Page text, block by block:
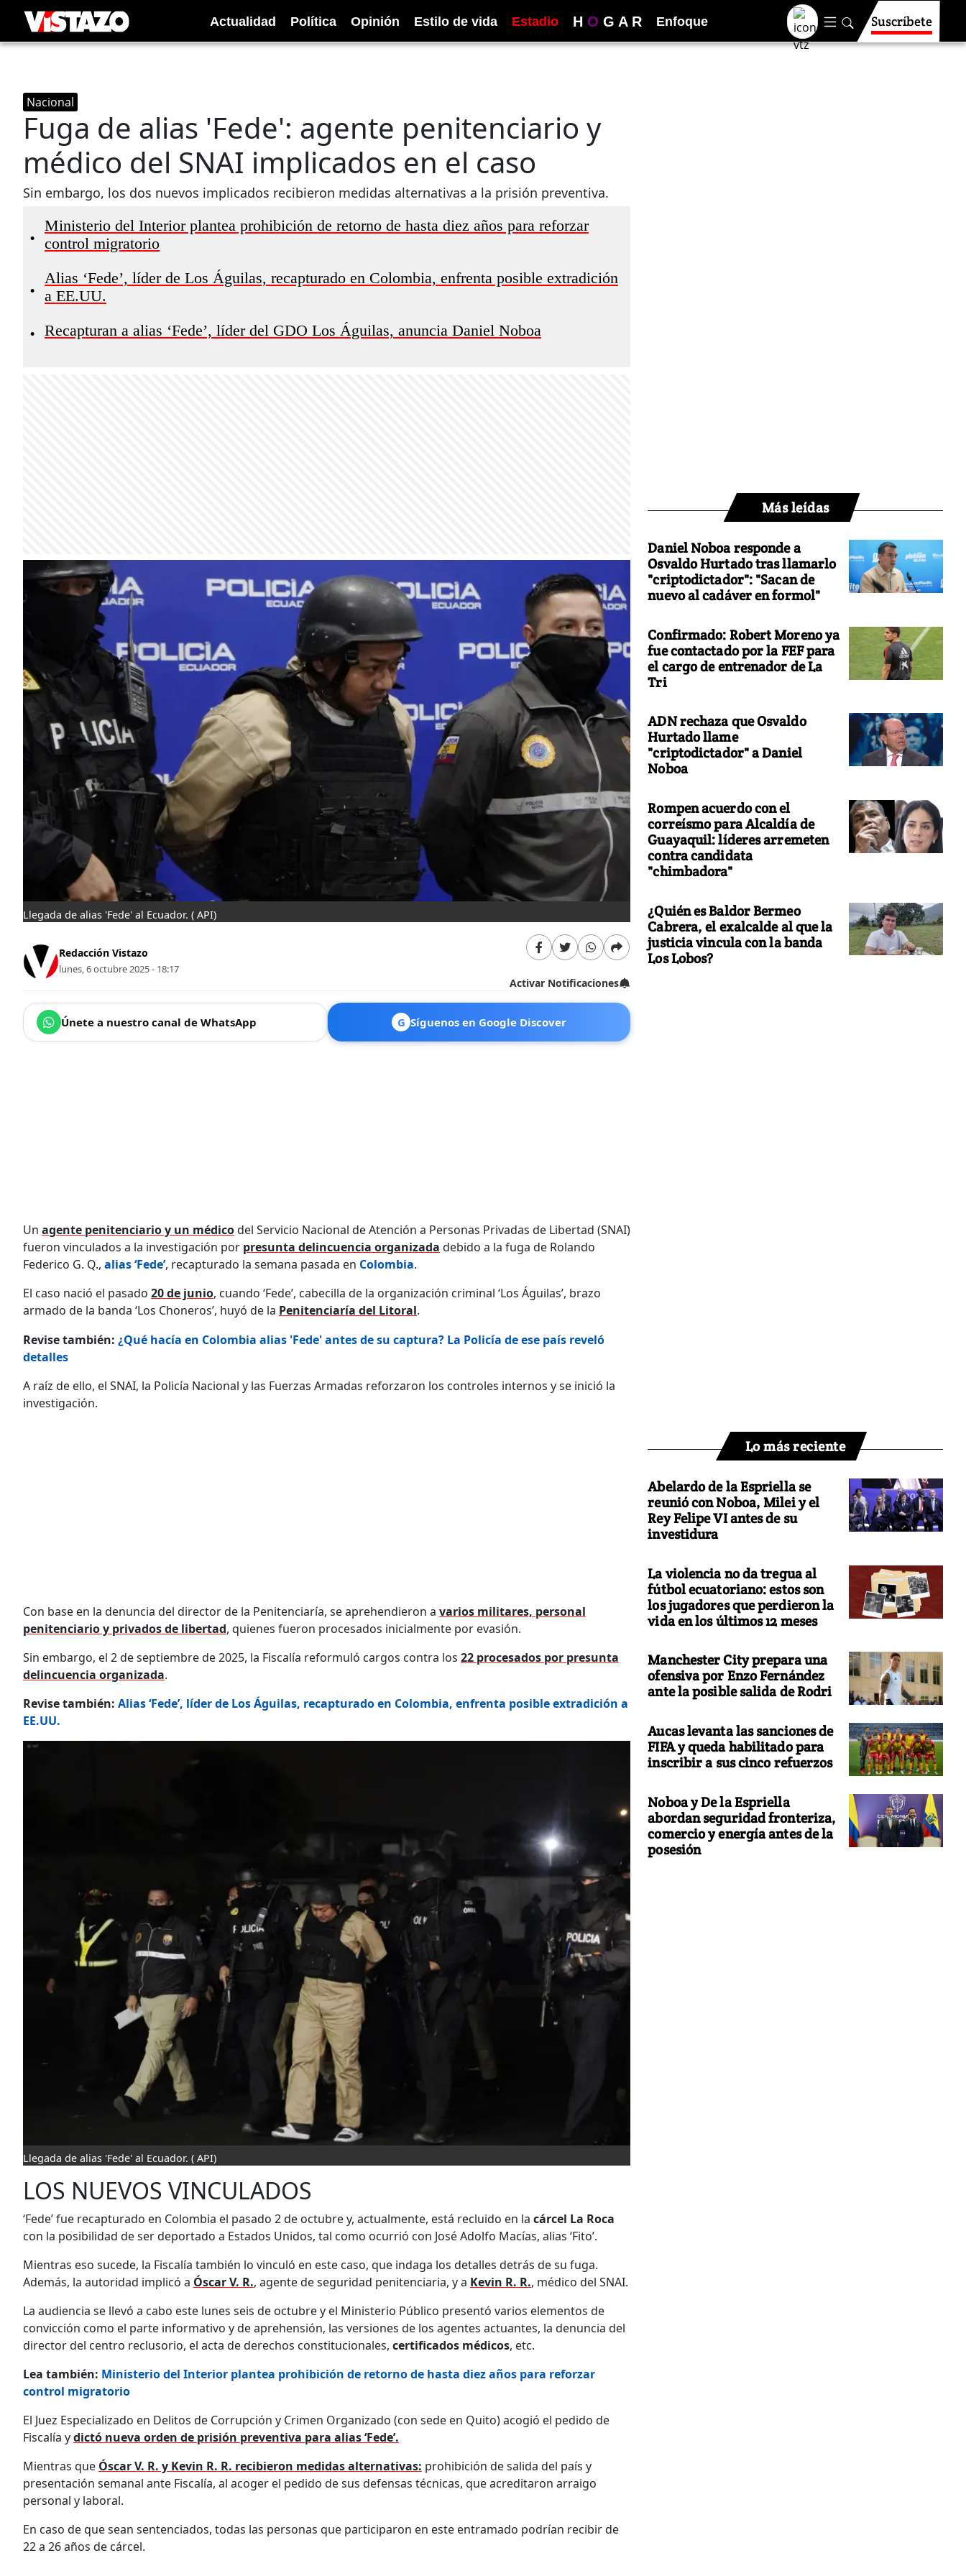
Actualidad Política Opinión Estilo de vida Estadio H O G A R Enfoque Suscríbete
Nacional
Fuga de alias 'Fede': agente penitenciario y
médico del SNAI implicados en el caso
Sin embargo, los dos nuevos implicados recibieron medidas alternativas a la prisión preventiva.
•
Ministerio del Interior plantea prohibición de retorno de hasta diez años para reforzar
control migratorio
•
Alias ‘Fede’, líder de Los Águilas, recapturado en Colombia, enfrenta posible extradición
a EE.UU.
• Recapturan a alias ‘Fede’, líder del GDO Los Águilas, anuncia Daniel Noboa
Llegada de alias 'Fede' al Ecuador. ( API)
Redacción Vistazo
lunes, 6 octubre 2025 - 18:17
Activar Notificaciones
Únete a nuestro canal de WhatsApp G Síguenos en Google Discover
Un agente penitenciario y un médicodel Servicio Nacional de Atención a Personas Privadas de Libertad (SNAI)
fueron vinculados a la investigación por presunta delincuencia organizada debido a la fuga de Rolando
Federico G. Q., alias ‘Fede’, recapturado la semana pasada en Colombia.
El caso nació el pasado 20 de junio, cuando ‘Fede’, cabecilla de la organización criminal ‘Los Águilas’, brazo
armado de la banda ‘Los Choneros’, huyó de la Penitenciaría del Litoral.
Revise también: ¿Qué hacía en Colombia alias 'Fede' antes de su captura? La Policía de ese país reveló
detalles
A raíz de ello, el SNAI, la Policía Nacional y las Fuerzas Armadas reforzaron los controles internos y se inició la
investigación.
Con base en la denuncia del director de la Penitenciaría, se aprehendieron a varios militares, personal
penitenciario y privados de libertad, quienes fueron procesados inicialmente por evasión.
Sin embargo, el 2 de septiembre de 2025, la Fiscalía reformuló cargos contra los 22 procesados por presunta
delincuencia organizada.
Revise también: Alias ‘Fede’, líder de Los Águilas, recapturado en Colombia, enfrenta posible extradición a
EE.UU.
Llegada de alias 'Fede' al Ecuador. ( API)
LOS NUEVOS VINCULADOS
‘Fede’ fue recapturado en Colombia el pasado 2 de octubre y, actualmente, está recluido en la cárcel La Roca
con la posibilidad de ser deportado a Estados Unidos, tal como ocurrió con José Adolfo Macías, alias ‘Fito’.
Mientras eso sucede, la Fiscalía también lo vinculó en este caso, que indaga los detalles detrás de su fuga.
Además, la autoridad implicó a Óscar V. R., agente de seguridad penitenciaria, y a Kevin R. R., médico del SNAI.
La audiencia se llevó a cabo este lunes seis de octubre y el Ministerio Público presentó varios elementos de
convicción como el parte informativo y de aprehensión, las versiones de los agentes actuantes, la denuncia del
director del centro reclusorio, el acta de derechos constitucionales, certificados médicos, etc.
Lea también: Ministerio del Interior plantea prohibición de retorno de hasta diez años para reforzar
control migratorio
El Juez Especializado en Delitos de Corrupción y Crimen Organizado (con sede en Quito) acogió el pedido de
Fiscalía ydictó nueva orden de prisión preventiva para alias ‘Fede’.
Mientras que Óscar V. R. y Kevin R. R. recibieron medidas alternativas: prohibición de salida del país y
presentación semanal ante Fiscalía, al acoger el pedido de sus defensas técnicas, que acreditaron arraigo
personal y laboral.
En caso de que sean sentenciados, todas las personas que participaron en este entramado podrían recibir de
22 a 26 años de cárcel.
Más leídas
Daniel Noboa responde a
Osvaldo Hurtado tras llamarlo
"criptodictador": "Sacan de
nuevo al cadáver en formol"
Confirmado: Robert Moreno ya
fue contactado por la FEF para
el cargo de entrenador de La
Tri
ADN rechaza que Osvaldo
Hurtado llame
"criptodictador" a Daniel
Noboa
Rompen acuerdo con el
correísmo para Alcaldía de
Guayaquil: líderes arremeten
contra candidata
"chimbadora"
¿Quién es Baldor Bermeo
Cabrera, el exalcalde al que la
justicia vincula con la banda
Los Lobos?
Lo más reciente
Abelardo de la Espriella se
reunió con Noboa, Milei y el
Rey Felipe VI antes de su
investidura
La violencia no da tregua al
fútbol ecuatoriano: estos son
los jugadores que perdieron la
vida en los últimos 12 meses
Manchester City prepara una
ofensiva por Enzo Fernández
ante la posible salida de Rodri
Aucas levanta las sanciones de
FIFA y queda habilitado para
inscribir a sus cinco refuerzos
Noboa y De la Espriella
abordan seguridad fronteriza,
comercio y energía antes de la
posesión